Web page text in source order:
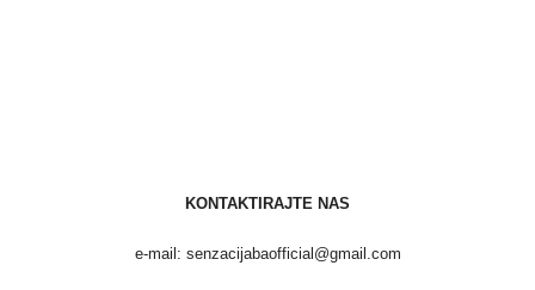
KONTAKTIRAJTE NAS
e-mail: senzacijabaofficial@gmail.com